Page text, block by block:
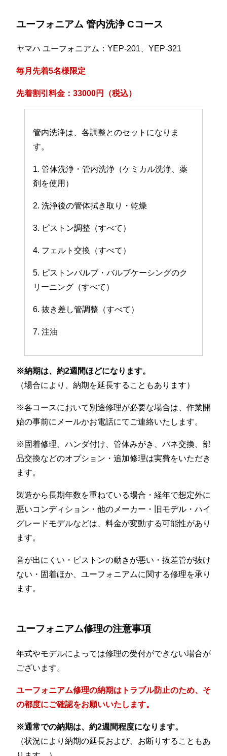
ユーフォニアム 管内洗浄 Cコース
ヤマハ ユーフォニアム：YEP-201、YEP-321
毎月先着5名様限定
先着割引料金：33000円（税込）
管内洗浄は、各調整とのセットになりま
す。
1. 管体洗浄・管内洗浄（ケミカル洗浄、薬
剤を使用）
2. 洗浄後の管体拭き取り・乾燥
3. ピストン調整（すべて）
4. フェルト交換（すべて）
5. ピストンバルブ・バルブケーシングのク
リーニング（すべて）
6. 抜き差し管調整（すべて）
7. 注油
※納期は、約2週間ほどになります。
（場合により、納期を延長することもあります）
※各コースにおいて別途修理が必要な場合は、作業開
始の事前にメールかお電話にてご連絡いたします。
※固着修理、ハンダ付け、管体みがき、バネ交換、部
品交換などのオプション・追加修理は実費をいただき
ます。
製造から長期年数を重ねている場合・経年で想定外に
悪いコンディション・他のメーカー・旧モデル・ハイ
グレードモデルなどは、料金が変動する可能性があり
ます。
音が出にくい・ピストンの動きが悪い・抜差管が抜け
ない・固着ほか、ユーフォニアムに関する修理を承り
ます。
ユーフォニアム修理の注意事項
年式やモデルによっては修理の受付ができない場合が
ございます。
ユーフォニアム修理の納期はトラブル防止のため、そ
の都度にご確認をお願いいたします。
※通常での納期は、約2週間程度になります。
（状況により納期の延長および、お断りすることもあ